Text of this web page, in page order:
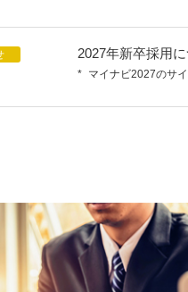
2027年新卒採用
マイナビ2027のサ